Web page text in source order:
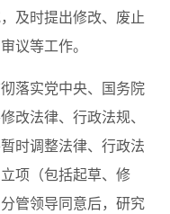
及时提出修改、废止
议等工作。
落实党中央、国务院
改法律、行政法规、
时调整法律、行政法
项（包括起草、修
管领导同意后，研究